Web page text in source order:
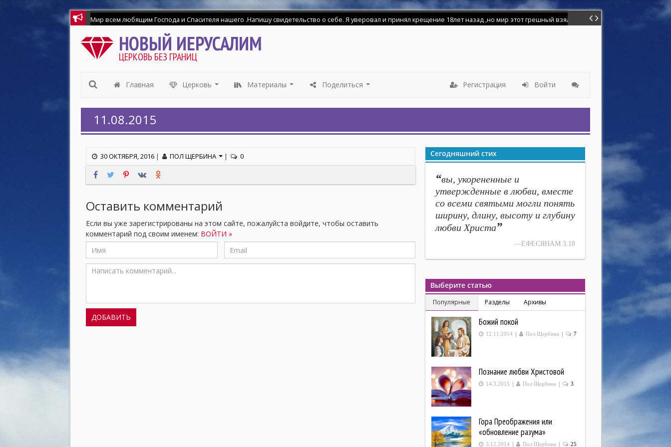
НОВЫЙ ИЕРУСАЛИМ
ЦЕРКОВЬ БЕЗ ГРАНИЦ
Главная Церковь Материалы Поделиться Регистрация Войти
11.08.2015
30 ОКТЯБРЯ, 2016 | ПОЛ ЩЕРБИНА | 0
Оставить комментарий
Если вы уже зарегистрированы на этом сайте, пожалуйста войдите, чтобы оставить
комментарий под своим именем: ВОЙТИ »
Сегодняшний стих
“вы, укорененные и
утвержденные в любви, вместе
со всеми святыми могли понять
ширину, длину, высоту и глубину
любви Христа”
—ЕФЕСЯНАМ 3:18
Выберите статью
Популярные Разделы Архивы
Божий покой
12.11.2014 | Пол Щербина | 7
Познание любви Христовой
14.3.2015 | Пол Щербина | 3
Гора Преображения или
«обновление разума»
3.12.2014 | Пол Щербина | 25